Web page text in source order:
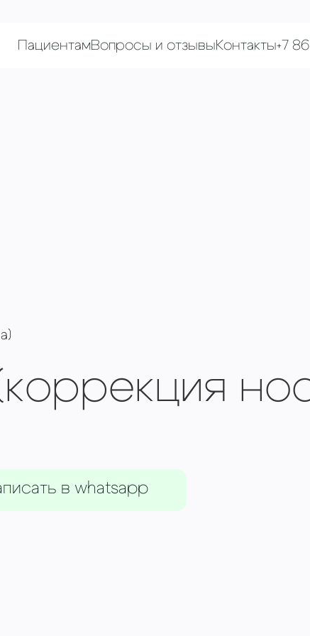
ПациентамВопросы и отзывыКонтакты+7
в whatsapp